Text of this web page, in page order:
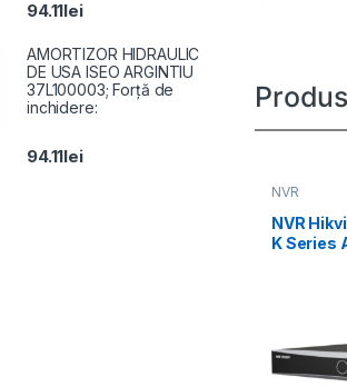
NVR
NVR
K Series
94.11lei
AMORTIZOR HIDRAULIC
DE USA ISEO ARGINTIU
37L100003; Forță de
inchidere:
94.11lei